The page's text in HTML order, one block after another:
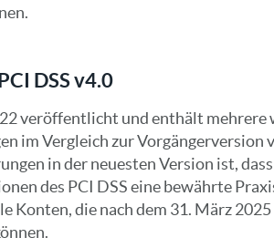
DSS v4.0
veröffentlicht und enthält mehrere
im Vergleich zur Vorgängerversion
in der neuesten Version ist,
des PCI DSS eine bewährte
Konten, die nach dem 31. März